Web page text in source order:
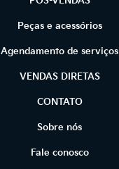
Peças e acessórios
Agendamento de serviços
VENDAS DIRETAS
CONTATO
Sobre nós
Fale conosco